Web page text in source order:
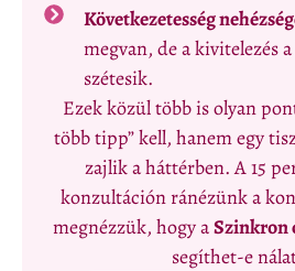
Következetesség
megvan, de a kivitelezés
szétesik.
Ezek közül több is olyan
több tipp” kell, hanem egy
zajlik a háttérben.A 15
konzultáción ránézünk a
megnézzük, hogy aSzinkron
segíthet-e